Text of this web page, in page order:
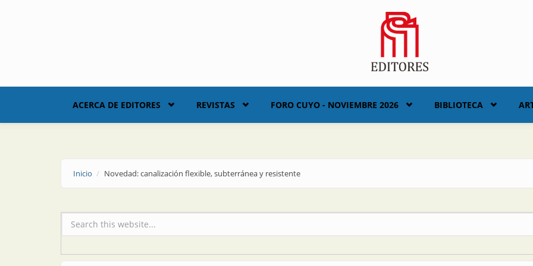
ACERCA DE EDITORES REVISTAS FORO CUYO - NOVIEMBRE 2026 BIBLIOTECA
Inicio Novedad: canalización flexible, subterránea y resistente
Formulario de búsqueda